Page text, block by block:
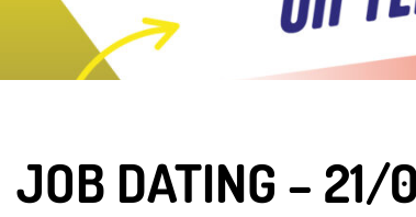
JOB DATING –